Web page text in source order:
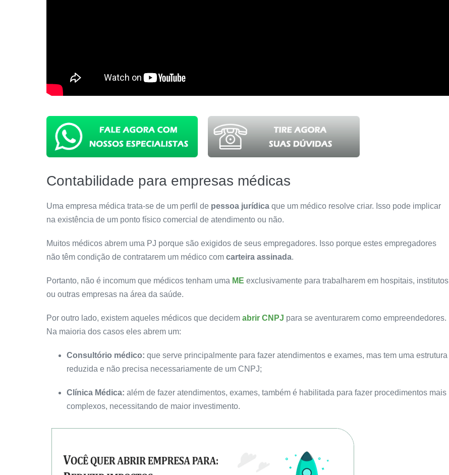
Contabilidade para empresas médicas
Uma empresa médica trata-se de um perfil de pessoa jurídica que um médico resolve criar. Isso pode implicar
na existência de um ponto físico comercial de atendimento ou não.
Muitos médicos abrem uma PJ porque são exigidos de seus empregadores. Isso porque estes empregadores
não têm condição de contratarem um médico com carteira assinada.
Portanto, não é incomum que médicos tenham uma ME exclusivamente para trabalharem em hospitais, institutos
ou outras empresas na área da saúde.
Por outro lado, existem aqueles médicos que decidem abrir CNPJ para se aventurarem como empreendedores.
Na maioria dos casos eles abrem um:
Consultório médico: que serve principalmente para fazer atendimentos e exames, mas tem uma estrutura
reduzida e não precisa necessariamente de um CNPJ;
Clínica Médica: além de fazer atendimentos, exames, também é habilitada para fazer procedimentos mais
complexos, necessitando de maior investimento.